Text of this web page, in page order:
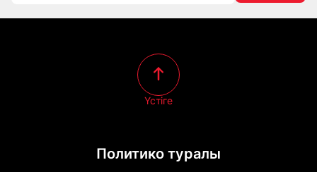
Политико туралы
Үстіге